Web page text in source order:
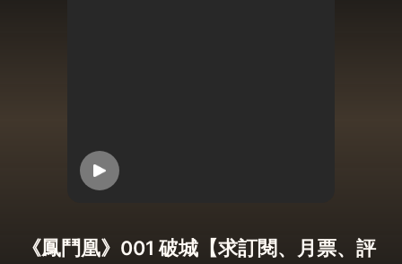
《鳳鬥凰》001 破城【求訂閱、月票、評